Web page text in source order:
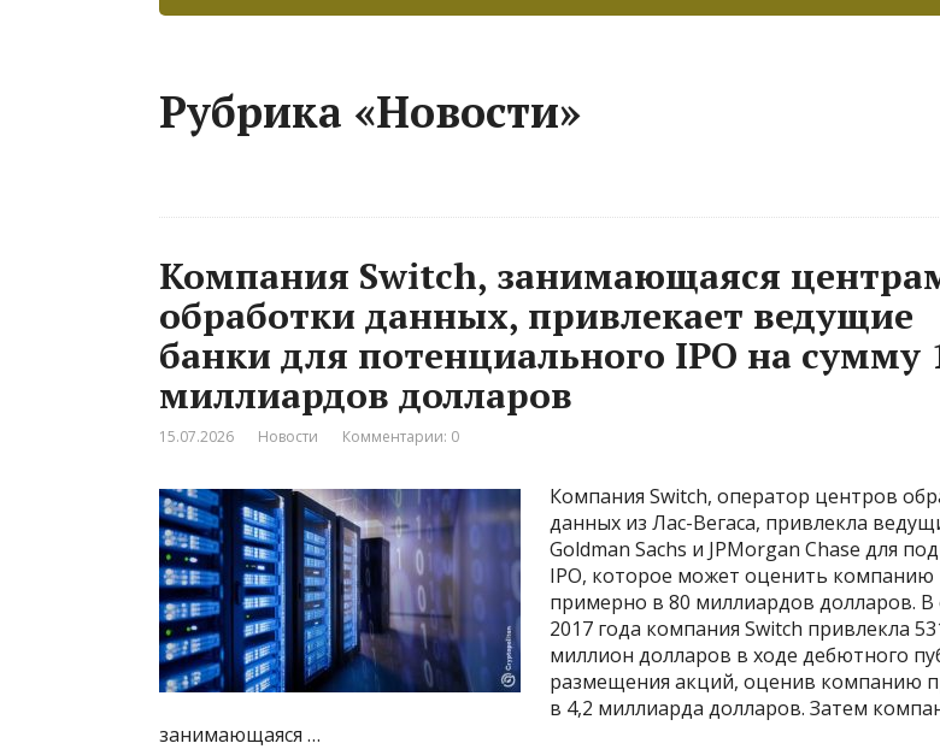
Рубрика «Новости»
Компания Switch, занимающаяся
обработки данных, привлекает ведущие
банки для потенциального IPO на сумму
миллиардов долларов
15.07.2026 Новости Комментарии: 0
Компания Switch, оператор центров
данных из Лас-Вегаса, привлекла
Goldman Sachs и JPMorgan Chase для
IPO, которое может оценить компанию
примерно в 80 миллиардов долларов. В
2017 года компания Switch привлекла
миллион долларов в ходе дебютного
размещения акций, оценив компанию
в 4,2 миллиарда долларов. Затем
занимающаяся …